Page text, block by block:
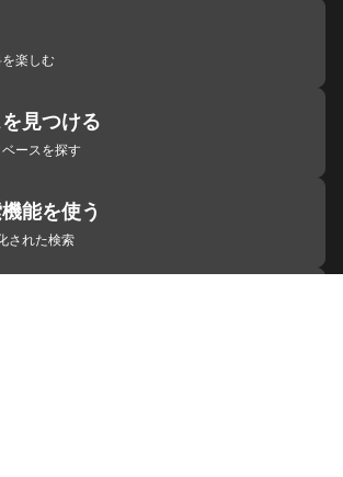
楽しむ
見つける
ースを探す
能を使う
された検索